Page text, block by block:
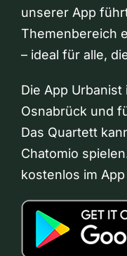
unserer App
Themenbereich
– ideal für alle,
Die App
Osnabrück und
Das Quartett
Chatomio
kostenlos im